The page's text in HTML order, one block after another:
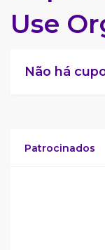
Use
Não há
Patrocinados